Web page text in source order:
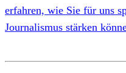
erfahren, wie Sie für uns
Journalismus stärken